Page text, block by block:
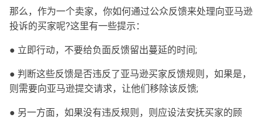
那么，作为一个卖家，你如何通过公众反馈来处理向亚马逊
投诉的买家呢?这里有一些提示：
● 立即行动，不要给负面反馈留出蔓延的时间;
● 判断这些反馈是否违反了亚马逊买家反馈规则，如果是，
则需要向亚马逊提交请求，让他们移除该反馈;
● 另一方面，如果没有违反规则，则应设法安抚买家的顾